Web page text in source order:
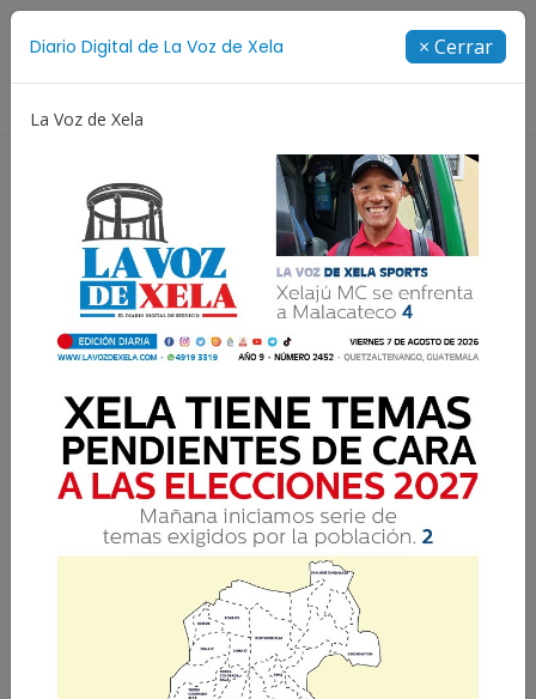
Diario Digital de La Voz de Xela × Cerrar
La Voz de Xela
Resultados para: Entrevista
ARÉVALO SE REÚNE CON MISIÓN DE LA OEA POR